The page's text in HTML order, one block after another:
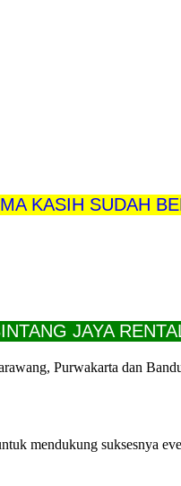
SUDAH
JAYA RENTAL
Purwakarta dan
mendukung suksesnya